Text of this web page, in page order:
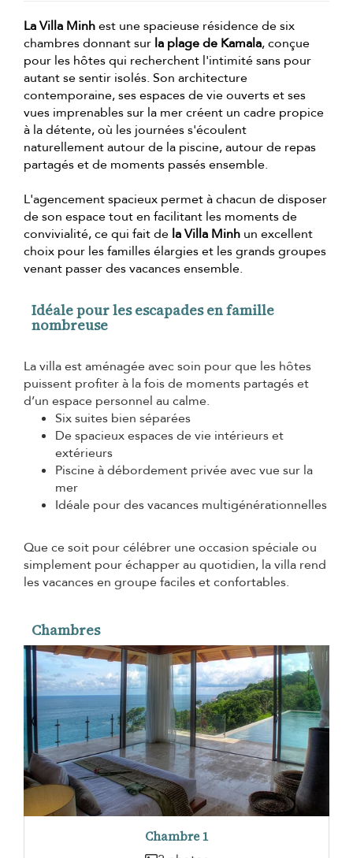
La Villa Minhest une spacieuse résidence de six
chambres donnant sur la plage de Kamala, conçue
pour les hôtes qui recherchent l'intimité sans pour
autant se sentir isolés. Son architecture
contemporaine, ses espaces de vie ouverts et ses
vues imprenables sur la mer créent un cadre propice
à la détente, où les journées s'écoulent
naturellement autour de la piscine, autour de repas
partagés et de moments passés ensemble.
L'agencement spacieux permet à chacun de disposer
de son espace tout en facilitant les moments de
convivialité, ce qui fait de la Villa Minh un excellent
choix pour les familles élargies et les grands groupes
venant passer des vacances ensemble.
Idéale pour les escapades en famille
nombreuse
La villa est aménagée avec soin pour que les hôtes
puissent profiter à la fois de moments partagés et
d’un espace personnel au calme.
Six suites bien séparées
De spacieux espaces de vie intérieurs et
extérieurs
Piscine à débordement privée avec vue sur la
mer
Idéale pour des vacances multigénérationnelles
Que ce soit pour célébrer une occasion spéciale ou
simplement pour échapper au quotidien, la villa rend
les vacances en groupe faciles et confortables.
Chambres
Chambre 1